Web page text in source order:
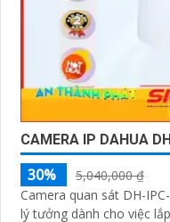
CAMERA IP DAHUA
30%
5,040,000 ₫
Camera quan sát DH-
lý tưởng dành cho việc lắp đặt